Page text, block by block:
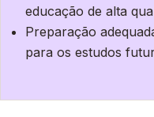
educação de alta
Preparação
para os estudos